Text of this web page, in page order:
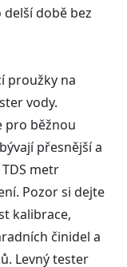
době bez
proužky na
vody.
pro běžnou
přesnější a
metr
Pozor si dejte
kalibrace,
činidel a
Levný tester